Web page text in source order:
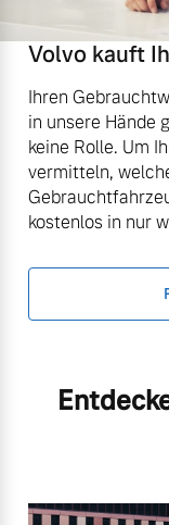
Volvo kauft
Ihren
in unsere Hände
keine Rolle. Um
vermitteln,
kostenlos in nur